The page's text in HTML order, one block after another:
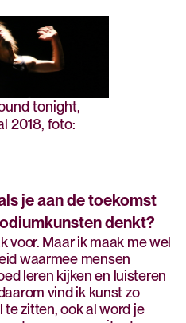
tonight,
2018, foto:
je aan de toekomst
denkt?
voor. Maar ik maak me wel
waarmee mensen
leren kijken en luisteren
vind ik kunst zo
te zitten, ook al word je